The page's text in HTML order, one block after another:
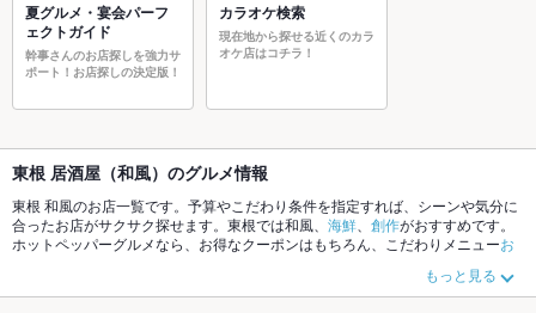
夏グルメ・宴会パーフ
ェクトガイド
幹事さんのお店探しを強力サ
ポート！お店探しの決定版！
カラオケ検索
現在地から探せる近くのカラ
オケ店はコチラ！
東根 居酒屋（和風）のグルメ情報
東根 和風のお店一覧です。予算やこだわり条件を指定すれば、シーンや気分に
合ったお店がサクサク探せます。東根では和風、 海鮮 創作がおすすめです。
ホットペッパーグルメなら、お得なクーポンはもちろん、こだわりメニューお
介しているので安心！24時間使える簡単便利なネット予約が使えるお店も拡大
中です。友達どうしの飲み会にも、会社の宴会にも、デートやパーティーにも
もっと見る